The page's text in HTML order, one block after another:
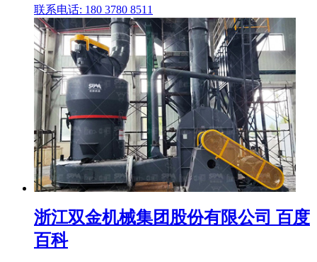
联系电话: 180 3780 8511
浙江双金机械集团股份有限公司 百度
百科